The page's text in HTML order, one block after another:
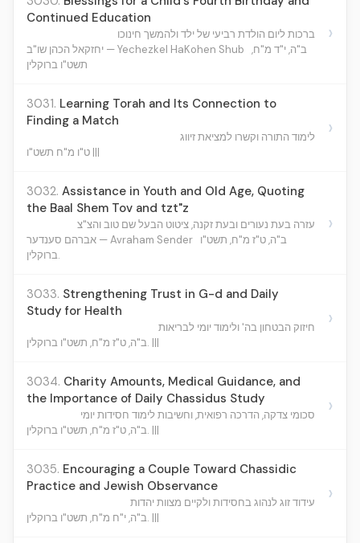
Continued Education
ברכות ליום הולדת רביעי של ילד ולהמשך חינוכו
יחזקאל הכהן שו"ב — Yechezkel HaKohen Shub ב"ה, י"ד מ"ח,
תשט"ו ברוקלין
›
3031. Learning Torah and Its Connection to
Finding a Match
לימוד התורה וקשרו למציאת זיווג
ט"ו מ"ח תשט"ו |||
›
3032. Assistance in Youth and Old Age, Quoting
the Baal Shem Tov and tzt"z
עזרה בעת נעורים ובעת זקנה, ציטוט הבעל שם טוב והצ"צ
אברהם סענדער — Avraham Sender ב"ה, ט"ז מ"ח, תשט"ו
ברוקלין.
›
3033. Strengthening Trust in G-d and Daily
Study for Health
חיזוק הבטחון בה' ולימוד יומי לבריאות
ב"ה, ט"ז מ"ח, תשט"ו ברוקלין. |||
›
3034. Charity Amounts, Medical Guidance, and
the Importance of Daily Chassidus Study
סכומי צדקה, הדרכה רפואית, וחשיבות לימוד חסידות יומי
ב"ה, ט"ז מ"ח, תשט"ו ברוקלין. |||
›
3035. Encouraging a Couple Toward Chassidic
Practice and Jewish Observance
עידוד זוג לנהוג בחסידות ולקיים מצוות יהדות
ב"ה, י"ח מ"ח, תשט"ו ברוקלין. |||
›